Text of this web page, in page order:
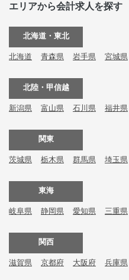
エリアから会計求人を探す
北海道・東北
北海道 青森県 岩手県 宮城県
北陸・甲信越
新潟県 富山県 石川県 福井県
関東
茨城県 栃木県 群馬県 埼玉県
東海
岐阜県 静岡県 愛知県 三重県
関西
滋賀県 京都府 大阪府 兵庫県